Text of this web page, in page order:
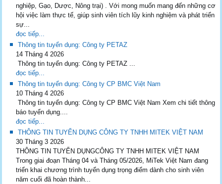
nghiệp, Gạo, Dược, Nông trại) . Với mong muốn mang đến những cơ
hội việc làm thực tế, giúp sinh viên tích lũy kinh nghiệm và phát triển
sự...
đọc tiếp...
Thông tin tuyển dụng: Công ty PETAZ
14 Tháng 4 2026
Thông tin tuyển dụng: Công ty PETAZ ...
đọc tiếp...
Thông tin tuyển dụng: Công ty CP BMC Việt Nam
10 Tháng 4 2026
Thông tin tuyển dụng: Công ty CP BMC Việt Nam Xem chi tiết thông
báo tuyển dụng....
đọc tiếp...
THÔNG TIN TUYỂN DỤNG CÔNG TY TNHH MITEK VIỆT NAM
30 Tháng 3 2026
THÔNG TIN TUYỂN DỤNGCÔNG TY TNHH MITEK VIỆT NAM
Trong giai đoạn Tháng 04 và Tháng 05/2026, MiTek Việt Nam đang
triển khai chương trình tuyển dụng trọng điểm dành cho sinh viên
năm cuối đã hoàn thành...